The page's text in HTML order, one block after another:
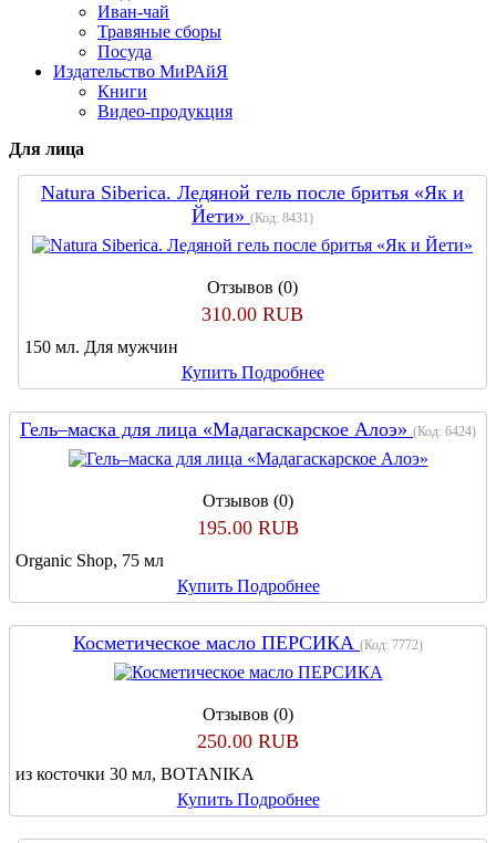
Иван-чай
Травяные сборы
Посуда
Издательство МиРАйЯ
Книги
Видео-продукция
Для лица
Natura Siberica. Ледяной гель после бритья «Як и
Йети» (Код: 8431)
Отзывов (0)
310.00 RUB
150 мл. Для мужчин
Купить Подробнее
Гель–маска для лица «Мадагаскарское Алоэ» (Код: 6424)
Отзывов (0)
195.00 RUB
Organic Shop, 75 мл
Купить Подробнее
Косметическое масло ПЕРСИКА (Код: 7772)
Отзывов (0)
250.00 RUB
из косточки 30 мл, BOTANIKA
Купить Подробнее